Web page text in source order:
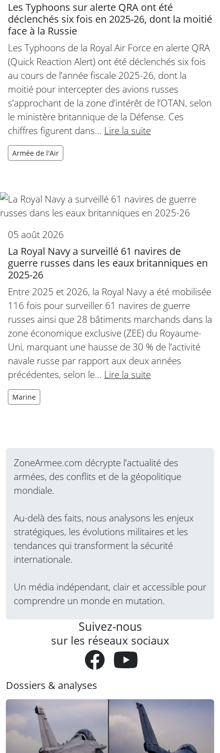
Les Typhoons sur alerte QRA ont été
déclenchés six fois en 2025-26, dont la moitié
face à la Russie
Les Typhoons de la Royal Air Force en alerte QRA
(Quick Reaction Alert) ont été déclenchés six fois
au cours de l’année fiscale 2025-26, dont la
moitié pour intercepter des avions russes
s’approchant de la zone d’intérêt de l’OTAN, selon
le ministère britannique de la Défense. Ces
chiffres figurent dans… Lire la suite
Armée de l'Air
05 août 2026
La Royal Navy a surveillé 61 navires de
guerre russes dans les eaux britanniques en
2025-26
Entre 2025 et 2026, la Royal Navy a été mobilisée
116 fois pour surveiller 61 navires de guerre
russes ainsi que 28 bâtiments marchands dans la
zone économique exclusive (ZEE) du Royaume-
Uni, marquant une hausse de 30 % de l’activité
navale russe par rapport aux deux années
précédentes, selon le… Lire la suite
Marine
ZoneArmee.com décrypte l’actualité des
armées, des conflits et de la géopolitique
mondiale.
Au-delà des faits, nous analysons les enjeux
stratégiques, les évolutions militaires et les
tendances qui transforment la sécurité
internationale.
Un média indépendant, clair et accessible pour
comprendre un monde en mutation.
Suivez-nous
sur les réseaux sociaux
Dossiers & analyses